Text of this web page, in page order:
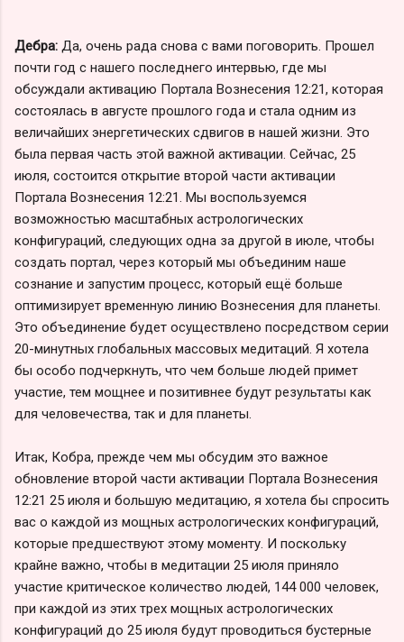
Дебра: Да, очень рада снова с вами поговорить. Прошел
почти год с нашего последнего интервью, где мы
обсуждали активацию Портала Вознесения 12:21, которая
состоялась в августе прошлого года и стала одним из
величайших энергетических сдвигов в нашей жизни. Это
была первая часть этой важной активации. Сейчас, 25
июля, состоится открытие второй части активации
Портала Вознесения 12:21. Мы воспользуемся
возможностью масштабных астрологических
конфигураций, следующих одна за другой в июле, чтобы
создать портал, через который мы объединим наше
сознание и запустим процесс, который ещё больше
оптимизирует временную линию Вознесения для планеты.
Это объединение будет осуществлено посредством серии
20-минутных глобальных массовых медитаций. Я хотела
бы особо подчеркнуть, что чем больше людей примет
участие, тем мощнее и позитивнее будут результаты как
для человечества, так и для планеты.
Итак, Кобра, прежде чем мы обсудим это важное
обновление второй части активации Портала Вознесения
12:21 25 июля и большую медитацию, я хотела бы спросить
вас о каждой из мощных астрологических конфигураций,
которые предшествуют этому моменту. И поскольку
крайне важно, чтобы в медитации 25 июля приняло
участие критическое количество людей, 144 000 человек,
при каждой из этих трех мощных астрологических
конфигураций до 25 июля будут проводиться бустерные